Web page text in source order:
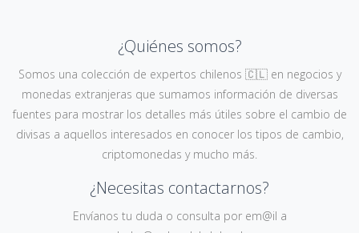
¿Quiénes somos?
Somos una colección de expertos chilenos 🇨🇱 en negocios y
monedas extranjeras que sumamos información de diversas
fuentes para mostrar los detalles más útiles sobre el cambio de
divisas a aquellos interesados en conocer los tipos de cambio,
criptomonedas y mucho más.
¿Necesitas contactarnos?
Envíanos tu duda o consulta por em@il a